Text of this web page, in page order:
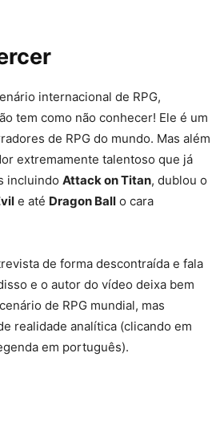
internacional de RPG,
tem como não conhecer! Ele é um
de RPG do mundo. Mas além
extremamente talentoso que já
incluindo Attack on Titan, dublou o
e até Dragon Ball o cara
de forma descontraída e fala
e o autor do vídeo deixa bem
de RPG mundial, mas
realidade analítica (clicando em
em português).